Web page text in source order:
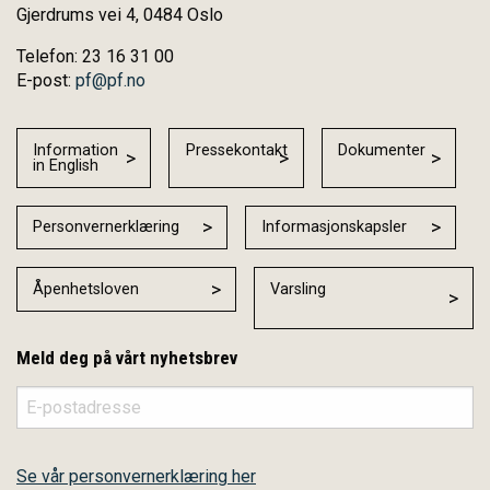
Gjerdrums vei 4, 0484 Oslo
Telefon: 23 16 31 00
E-post: pf@pf.no
Information
in English
Pressekontakt Dokumenter
Personvernerklæring Informasjonskapsler
Åpenhetsloven Varsling
Meld deg på vårt nyhetsbrev
Se vår personvernerklæring her